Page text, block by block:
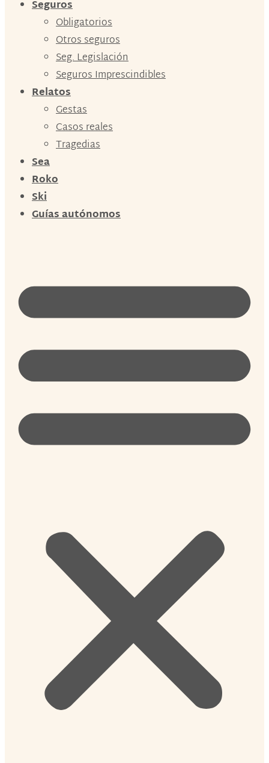
Seguros
Obligatorios
Otros seguros
Seg. Legislación
Seguros Imprescindibles
Relatos
Gestas
Casos reales
Tragedias
Sea
Roko
Ski
Guías autónomos